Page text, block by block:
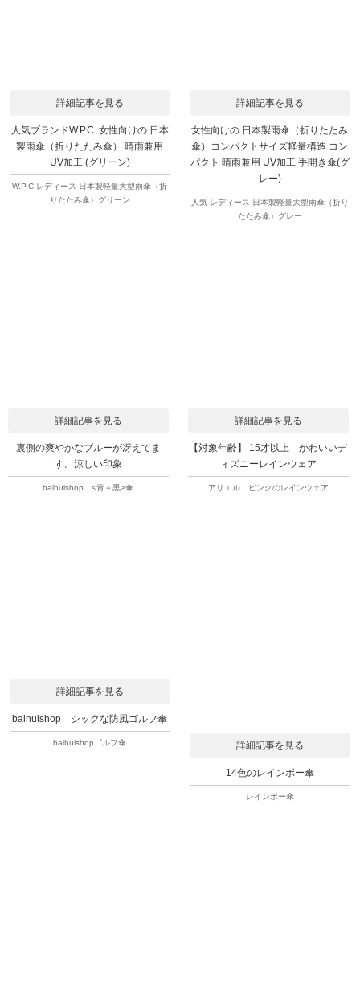
詳細記事を見る
人気ブランドW.P.C 女性向けの 日本
製雨傘（折りたたみ傘） 晴雨兼用
UV加工 (グリーン)
W.P.C レディース 日本製軽量大型雨傘（折
りたたみ傘）グリーン
詳細記事を見る
女性向けの 日本製雨傘（折りたたみ
傘）コンパクトサイズ軽量構造 コン
パクト 晴雨兼用 UV加工 手開き傘(グ
レー)
人気 レディース 日本製軽量大型雨傘（折り
たたみ傘）グレー
詳細記事を見る
裏側の爽やかなブルーが冴えてま
す。涼しい印象
baihuishop <青＋黒>傘
詳細記事を見る
【対象年齢】 15才以上 かわいいデ
ィズニーレインウェア
アリエル ピンクのレインウェア
詳細記事を見る
baihuishop シックな防風ゴルフ傘
baihuishopゴルフ傘 詳細記事を見る
14色のレインボー傘
レインボー傘